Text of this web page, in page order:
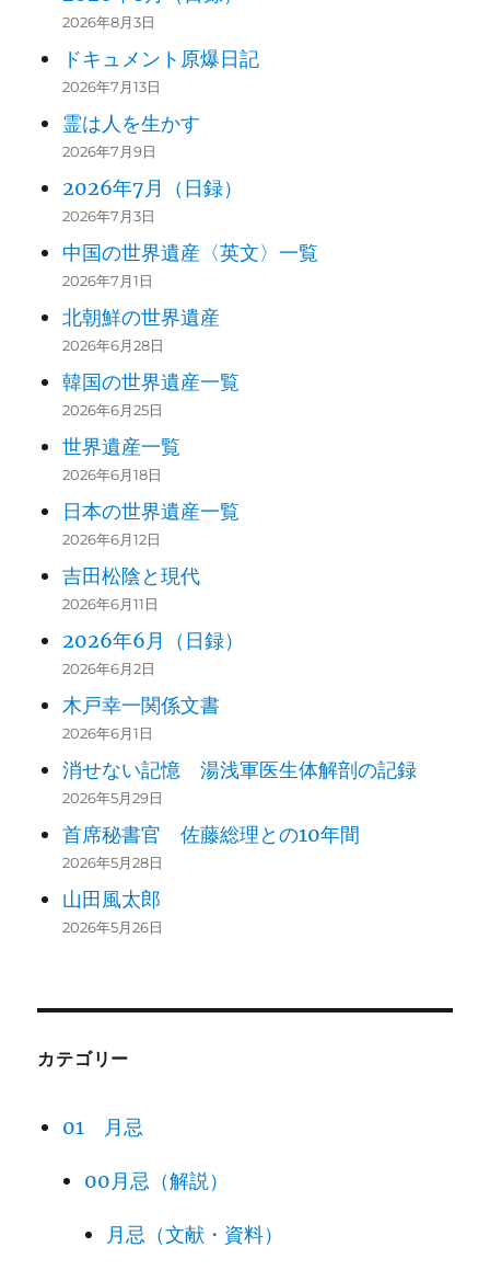
2026年8月3日
ドキュメント原爆日記
2026年7月13日
霊は人を生かす
2026年7月9日
2026年7月（日録）
2026年7月3日
中国の世界遺産〈英文〉一覧
2026年7月1日
北朝鮮の世界遺産
2026年6月28日
韓国の世界遺産一覧
2026年6月25日
世界遺産一覧
2026年6月18日
日本の世界遺産一覧
2026年6月12日
吉田松陰と現代
2026年6月11日
2026年6月（日録）
2026年6月2日
木戸幸一関係文書
2026年6月1日
消せない記憶 湯浅軍医生体解剖の記録
2026年5月29日
首席秘書官 佐藤総理との10年間
2026年5月28日
山田風太郎
2026年5月26日
カテゴリー
01 月忌
00月忌（解説）
月忌（文献・資料）